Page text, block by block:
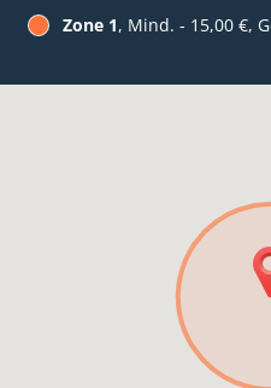
Zone 1, Mind. - 15,00 €,